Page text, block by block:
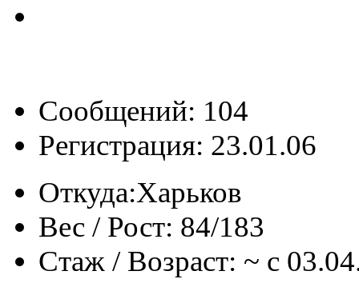
Сообщений: 104
Регистрация: 23.01.06
Откуда:Харьков
Вес / Рост: 84/183
Стаж / Возраст: ~ с